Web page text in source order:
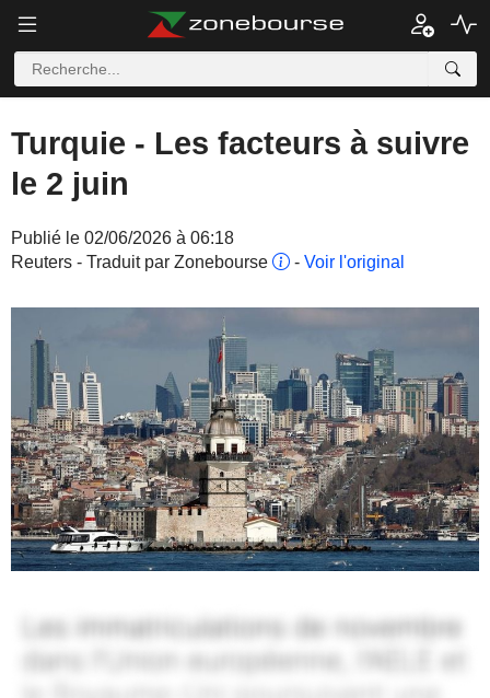
Turquie - Les facteurs à suivre
le 2 juin
Publié le 02/06/2026 à 06:18
Reuters - Traduit par Zonebourse
- Voir l'original